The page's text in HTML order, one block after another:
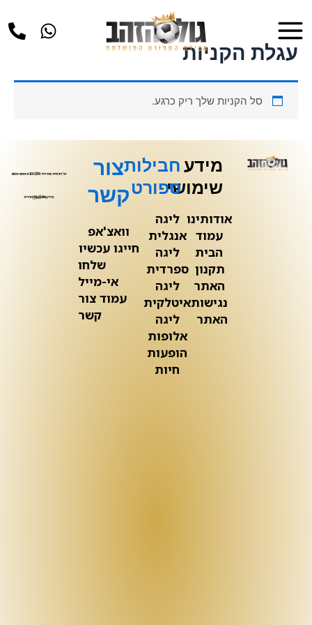
לתוכן
Menu
עגלת הקניות
סל הקניות שלך ריק כרגע.
מידע
שימושי
אודותינו
עמוד
הבית
תקנון
האתר
נגישות
האתר
חבילות
ספורט
ליגה
אנגלית
ליגה
ספרדית
ליגה
איטלקית
ליגה
אלופות
הופעות
חיות
צור
קשר
וואצ'אפ
חייגו עכשיו
שלחו
אי-מייל
עמוד צור
קשר